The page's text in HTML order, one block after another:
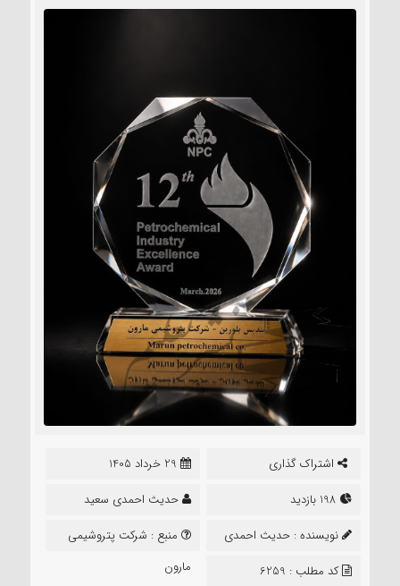
اشتراک گذاری
29 خرداد 1405
حدیث احمدی سعید
نویسنده : حدیث احمدی
سعید
منبع : شرکت پتروشیمی
مارون
کد مطلب : 6259